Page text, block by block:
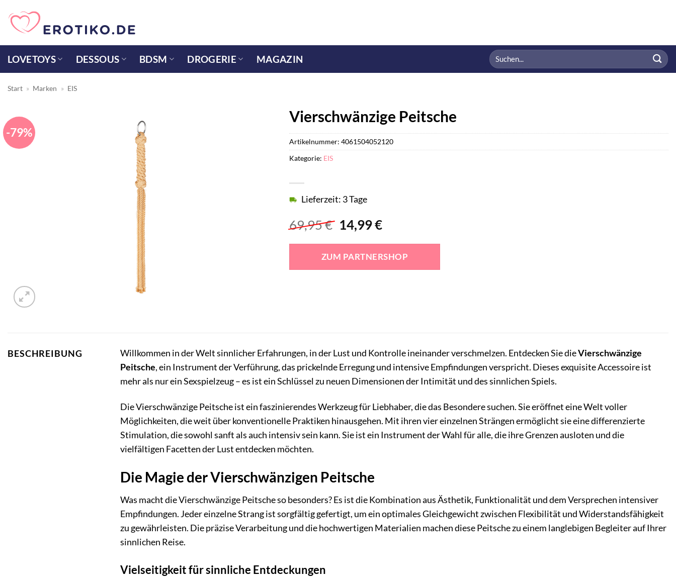
Inhalt
springen
LOVETOYS DESSOUS BDSM DROGERIE MAGAZIN
Suchen
nach:
Start » Marken » EIS
-79%
Vierschwänzige Peitsche
69,95€ Ursprünglicher
Preis
war:
69,95 €
14,99€Aktueller
ist:
14,99 €.
Lieferzeit: 3 Tage
ZUM PARTNERSHOP
Artikelnummer: 4061504052120
Kategorie: EIS
BESCHREIBUNG Willkommen in der Welt sinnlicher Erfahrungen, in der Lust und Kontrolle ineinander verschmelzen. Entdecken Sie dieVierschwänzige
Peitsche, ein Instrument der Verführung, das prickelnde Erregung und intensive Empfindungen verspricht. Dieses exquisite Accessoire ist
mehr als nur ein Sexspielzeug – es ist ein Schlüssel zu neuen Dimensionen der Intimität und des sinnlichen Spiels.
Die Vierschwänzige Peitsche ist ein faszinierendes Werkzeug für Liebhaber, die das Besondere suchen. Sie eröffnet eine Welt voller
Möglichkeiten, die weit über konventionelle Praktiken hinausgehen. Mit ihren vier einzelnen Strängen ermöglicht sie eine differenzierte
Stimulation, die sowohl sanft als auch intensiv sein kann. Sie ist ein Instrument der Wahl für alle, die ihre Grenzen ausloten und die
vielfältigen Facetten der Lust entdecken möchten.
Die Magie der Vierschwänzigen Peitsche
Was macht die Vierschwänzige Peitsche so besonders? Es ist die Kombination aus Ästhetik, Funktionalität und dem Versprechen intensiver
Empfindungen. Jeder einzelne Strang ist sorgfältig gefertigt, um ein optimales Gleichgewicht zwischen Flexibilität und Widerstandsfähigkeit
zu gewährleisten. Die präzise Verarbeitung und die hochwertigen Materialien machen diese Peitsche zu einem langlebigen Begleiter auf Ihrer
sinnlichen Reise.
Vielseitigkeit für sinnliche Entdeckungen